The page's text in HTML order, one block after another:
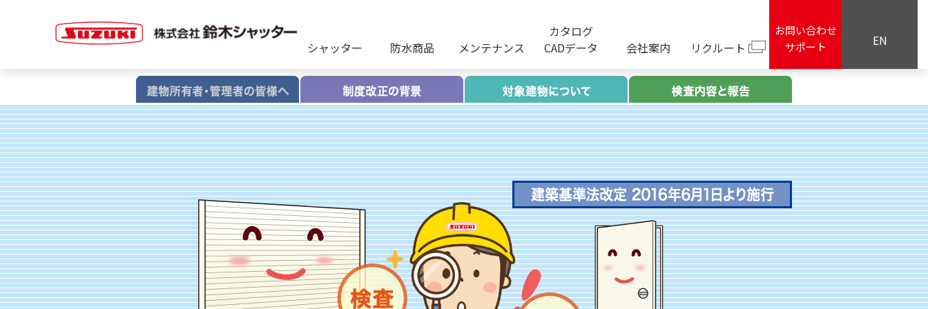
シャッター 防水商品 メンテナンス
カタログ
CADデータ
会社案内 リクルート
お問い合わせ
サポート
EN
建物所有者・管理者の皆様へ 制度改定の背景 対象建物について
防火設備<防
建築基準法改定 2016年6月